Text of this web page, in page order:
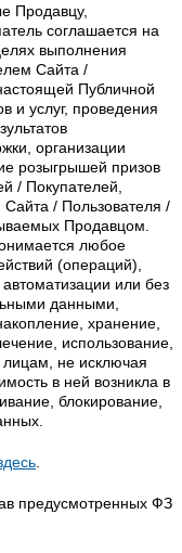
Продавцу,
соглашается на
выполнения
Сайта /
Публичной
и услуг, проведения
организации
розыгрышей призов
/ Покупателей,
Сайта / Пользователя /
Продавцом.
любое
(операций),
или без
данными,
хранение,
использование,
лицам, не исключая
в ней возникла в
блокирование,
предусмотренных ФЗ